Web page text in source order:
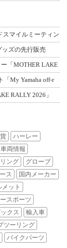
スマイルミーティン
ッズの先行販売
「MOTHER LAKE
「My Yamaha off-r
RALLY 2026」
ハーレー
車両情報
ング
グローブ
ス
国内メーカー
メット
スポーツ
ックス
輸入車
ツーリング
バイクパーツ